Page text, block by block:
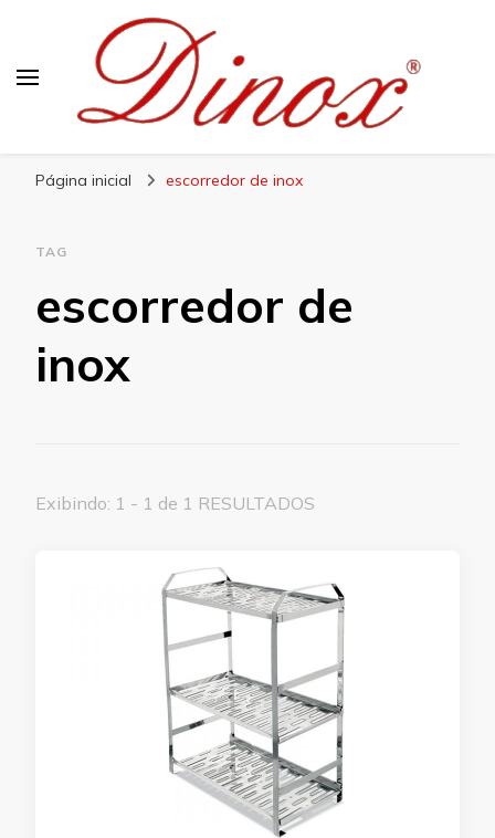
Página inicial escorredor de inox
TAG
escorredor de
inox
Exibindo: 1 - 1 de 1 RESULTADOS